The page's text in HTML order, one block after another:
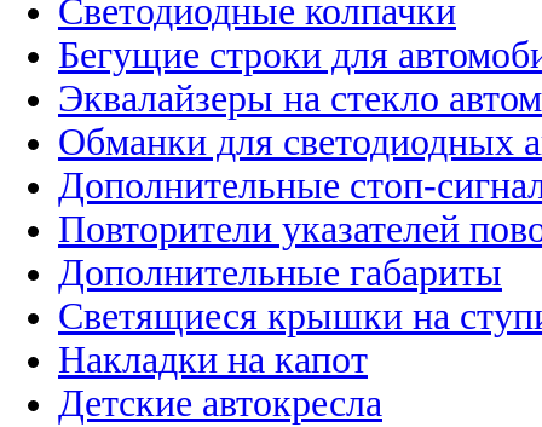
Светодиодные колпачки
Бегущие строки для
Эквалайзеры на стекло
Обманки для светодиодных
Дополнительные стоп-
Повторители указателей
Дополнительные габариты
Светящиеся крышки на
Накладки на капот
Детские автокресла